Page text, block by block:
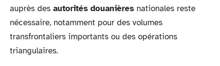
auprès des autorités douanières nationales reste
nécessaire, notamment pour des volumes
transfrontaliers importants ou des opérations
triangulaires.